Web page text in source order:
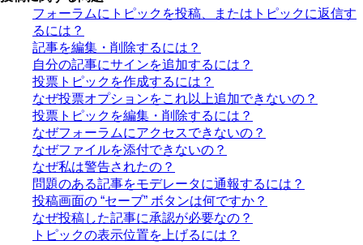
フォーラムにトピックを投稿、またはトピックに返信す
るには？
記事を編集・削除するには？
自分の記事にサインを追加するには？
投票トピックを作成するには？
なぜ投票オプションをこれ以上追加できないの？
投票トピックを編集・削除するには？
なぜフォーラムにアクセスできないの？
なぜファイルを添付できないの？
なぜ私は警告されたの？
問題のある記事をモデレータに通報するには？
投稿画面の “セーブ” ボタンは何ですか？
なぜ投稿した記事に承認が必要なの？
トピックの表示位置を上げるには？